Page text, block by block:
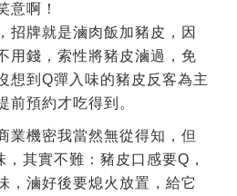
意啊！
招牌就是滷肉飯加豬皮，因
用錢，索性將豬皮滷過，免
想到Q彈入味的豬皮反客為主
前預約才吃得到。
業機密我當然無從得知，但
其實不難：豬皮口感要Q，
，滷好後要熄火放置，給它